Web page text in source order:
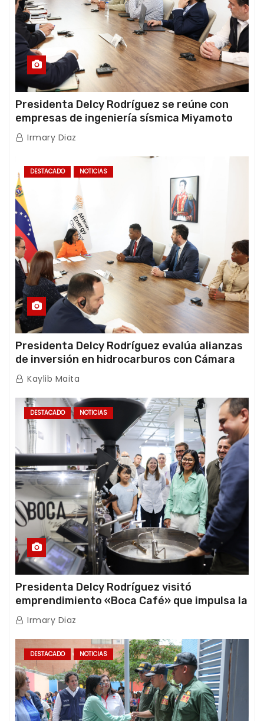
Presidenta Delcy Rodríguez se reúne con
empresas de ingeniería sísmica Miyamoto
International y TFI Solutions
Irmary Diaz
DESTACADO NOTICIAS
Presidenta Delcy Rodríguez evalúa alianzas
de inversión en hidrocarburos con Cámara
Africana de Energía
Kaylib Maita
DESTACADO NOTICIAS
Presidenta Delcy Rodríguez visitó
emprendimiento «Boca Café» que impulsa la
producción nacional hacia mercados
internacionales
Irmary Diaz
DESTACADO NOTICIAS